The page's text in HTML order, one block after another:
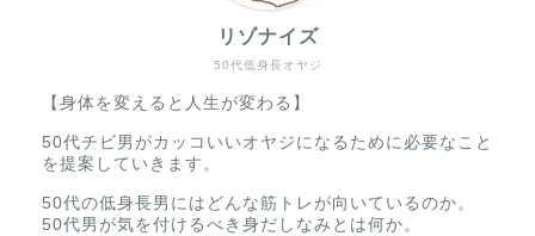
50代低身長オヤジ
リゾナイズ
【身体を変えると人生が変わる】
50代チビ男がカッコいいオヤジになるために必要なこと
を提案していきます。
50代の低身長男にはどんな筋トレが向いているのか。
50代男が気を付けるべき身だしなみとは何か。